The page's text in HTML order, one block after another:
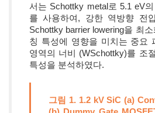
서는 Schottky metal로 5.1 eV
를 사용하여, 강한 역방향 전
Schottky barrier lowering을 최
칭 특성에 영향을 미치는 중요
영역의 너비 (WSchottky)를 조
특성을 분석하였다.
그림 1. 1.2 kV SiC (a)